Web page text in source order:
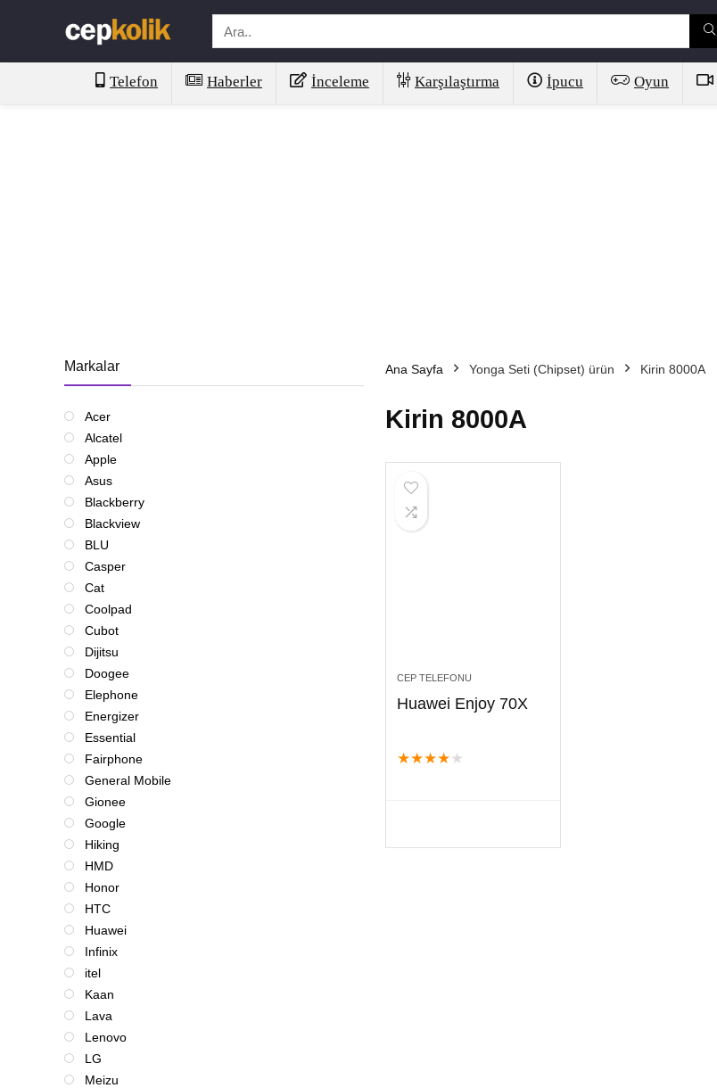
Telefon Haberler İnceleme Karşılaştırma İpucu Oyun
Markalar
Acer
Alcatel
Apple
Asus
Blackberry
Blackview
BLU
Casper
Cat
Coolpad
Cubot
Dijitsu
Doogee
Elephone
Energizer
Essential
Fairphone
General Mobile
Gionee
Google
Hiking
HMD
Honor
HTC
Huawei
Infinix
itel
Kaan
Lava
Lenovo
LG
Meizu
Ana Sayfa Yonga Seti (Chipset) ürün Kirin 8000A
Kirin 8000A
CEP TELEFONU
Huawei Enjoy 70X
★★★★ ★